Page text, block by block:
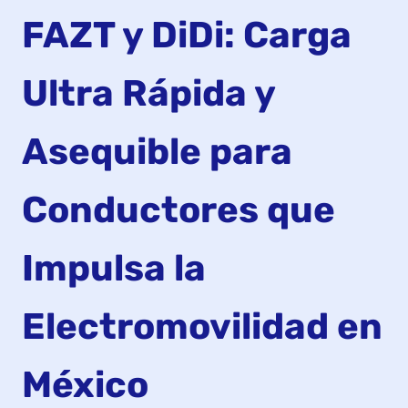
FAZT y DiDi: Carga
Ultra Rápida y
Asequible para
Conductores que
Impulsa la
Electromovilidad en
México